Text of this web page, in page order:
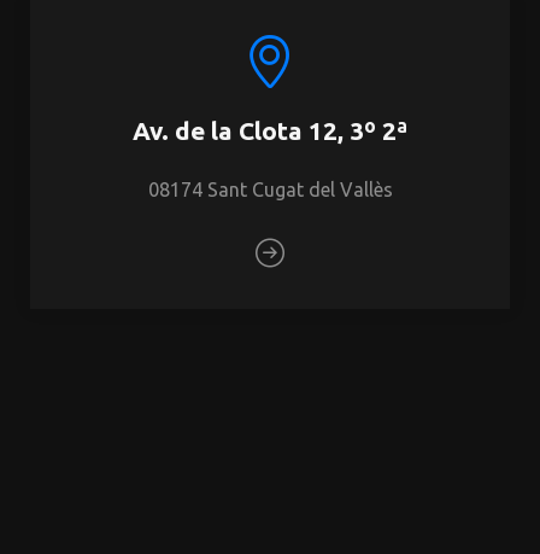
Av. de la Clota 12, 3º 2ª
08174 Sant Cugat del Vallès